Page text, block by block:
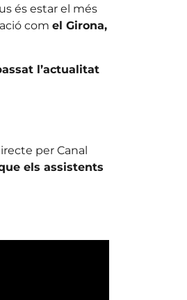
és estar el més
com el Girona,
l’actualitat
per Canal
els assistents